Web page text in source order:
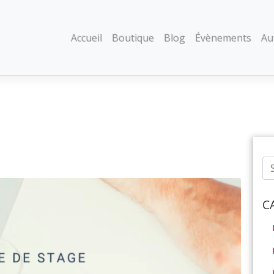
Accueil Boutique Blog Évènements